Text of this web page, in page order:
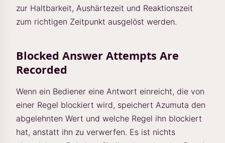
zur Haltbarkeit, Aushärtezeit und Reaktionszeit
zum richtigen Zeitpunkt ausgelöst werden.
Blocked Answer Attempts Are
Recorded
Wenn ein Bediener eine Antwort einreicht, die von
einer Regel blockiert wird, speichert Azumuta den
abgelehnten Wert und welche Regel ihn blockiert
hat, anstatt ihn zu verwerfen. Es ist nichts